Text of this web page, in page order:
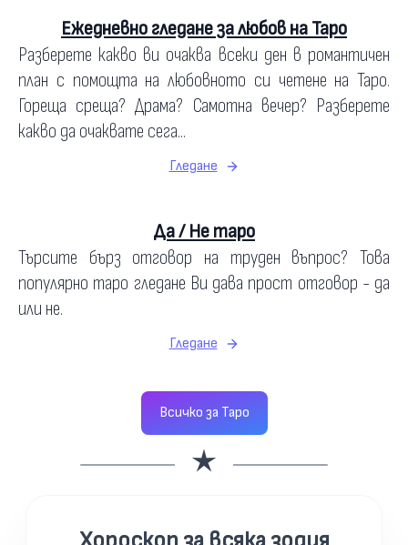
Ежедневно гледане за любов на Таро
Разберете какво ви очаква всеки ден в романтичен
план с помощта на любовното си четене на Таро.
Гореща среща? Драма? Самотна вечер? Разберете
какво да очаквате сега...
Гледане
Да / Не таро
Търсите бърз отговор на труден въпрос? Това
популярно таро гледане Ви дава прост отговор - да
или не.
Гледане
Всичко за Таро